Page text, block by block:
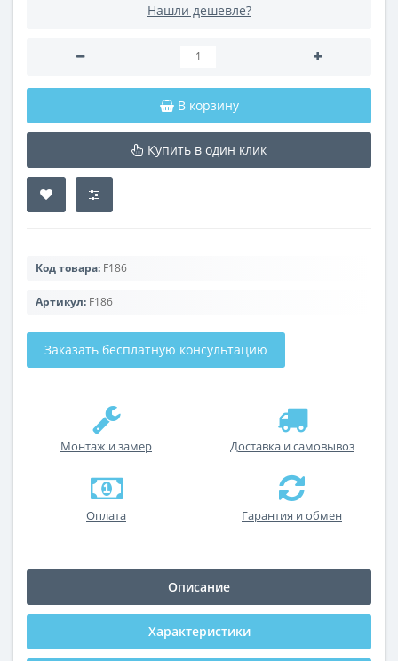
Нашли дешевле?
В корзину
Купить в один клик
Код товара: F186
Артикул: F186
Заказать бесплатную консультацию
Монтаж и замер Доставка и самовывоз
Оплата Гарантия и обмен
Описание
Характеристики